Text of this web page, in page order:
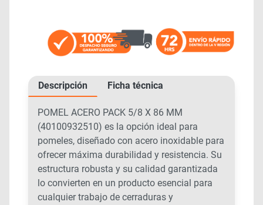
Descripción Ficha técnica
POMEL ACERO PACK 5/8 X 86 MM
(40100932510) es la opción ideal para
pomeles, diseñado con acero inoxidable para
ofrecer máxima durabilidad y resistencia. Su
estructura robusta y su calidad garantizada
lo convierten en un producto esencial para
cualquier trabajo de cerraduras y